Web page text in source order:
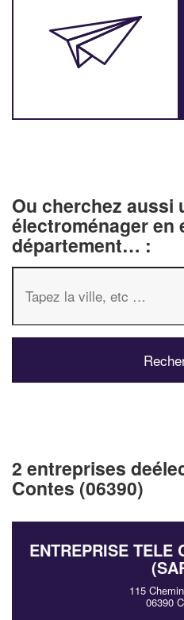
Ou cherchez aussi
électroménager en
département… :
2 entreprises
Contes (06390)
ENTREPRISE TELE
115
06390
vos